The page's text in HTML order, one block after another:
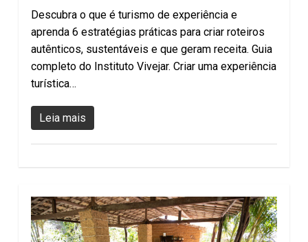
Descubra o que é turismo de experiência e
aprenda 6 estratégias práticas para criar roteiros
autênticos, sustentáveis e que geram receita. Guia
completo do Instituto Vivejar. Criar uma experiência
turística…
Leia mais